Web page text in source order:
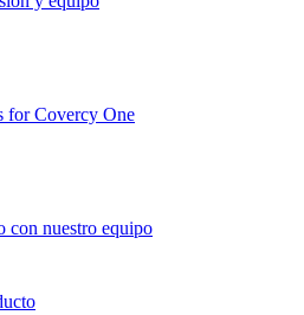
for Covercy One
con nuestro equipo